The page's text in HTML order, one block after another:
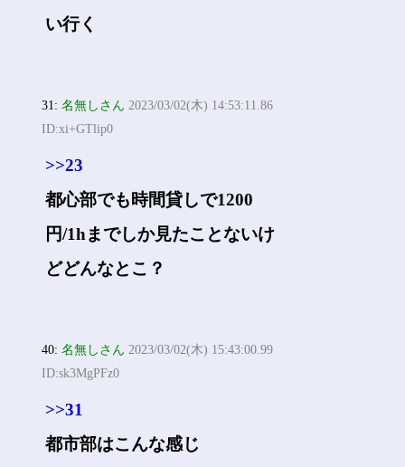
い行く
31:名無しさん 2023/03/02(木) 14:53:11.86
ID:xi+GTlip0
>>23
都心部でも時間貸しで1200
円/1hまでしか見たことないけ
どどんなとこ？
40:名無しさん 2023/03/02(木) 15:43:00.99
ID:sk3MgPFz0
>>31
都市部はこんな感じ